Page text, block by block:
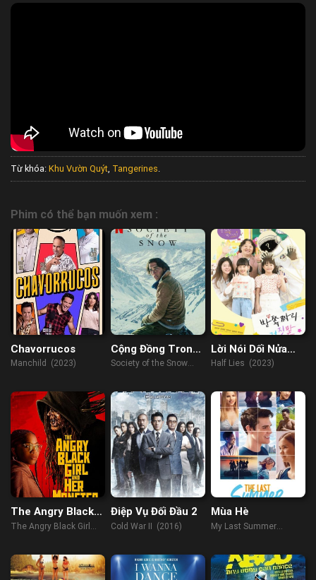
Từ khóa: Khu Vườn Quýt Tangerines
Phim có thể bạn muốn xem :
Chavorrucos
Manchild (2023)
Cộng Đồng Trong
Tuyết
Society of the Snow
Lời Nói Dối Nửa
Vời
Half Lies (2023)
The Angry Black
Girl And Her
The Angry Black Girl
(2023)
Điệp Vụ Đối Đầu 2
Cold War II (2016)
Mùa Hè
My Last Summer